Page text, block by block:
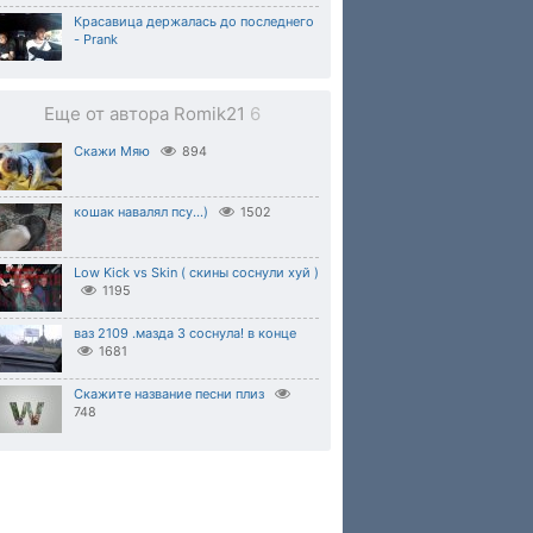
Красавица держалась до последнего
- Prank
Еще от автора Romik21 6
Скажи Мяю 894
кошак навалял псу...) 1502
Low Kick vs Skin ( скины соснули хуй )
1195
ваз 2109 .мазда 3 соснула! в конце
1681
Скажите название песни плиз
748